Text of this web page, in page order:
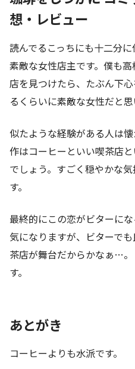
想・レビュー
読んでるこっちにも十二分
素敵な女性店主です。僕も
店を見つけたら、たぶん下
るくらいに素敵な女性だと思
似たような経験がある人は
作はコーヒーといい喫茶店
でしょう。すごく穏やかな
す。
最終的にこの恋がビターに
気になりますが、ビターで
茶店が舞台だからかなぁ…
す。
あとがき
コーヒーよりも水派です。